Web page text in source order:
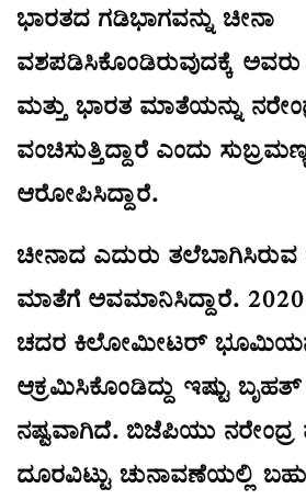
ಭಾರತದ ಗಡಿಭಾಗವನ್ನು ಚೀನಾ
ವಶಪಡಿಸಿಕೊಂಡಿರುವುದಕ್ಕೆ
ಮತ್ತು ಭಾರತ ಮಾತೆಯನ್ನು
ವಂಚಿಸುತ್ತಿದ್ದಾರೆ ಎಂದು
ಆರೋಪಿಸಿದ್ದಾರೆ.
ಚೀನಾದ ಎದುರು
ಮಾತೆಗೆ ಅವಮಾನಿಸಿದ್ದಾರೆ.
ಚದರ ಕಿಲೋಮೀಟರ್
ಆಕ್ರಮಿಸಿಕೊಂಡಿದ್ದು ಇಷ್ಟು
ನಷ್ಟವಾಗಿದೆ. ಬಿಜೆಪಿಯು
ದೂರವಿಟ್ಟು ಚುನಾವಣೆಯಲ್ಲಿ